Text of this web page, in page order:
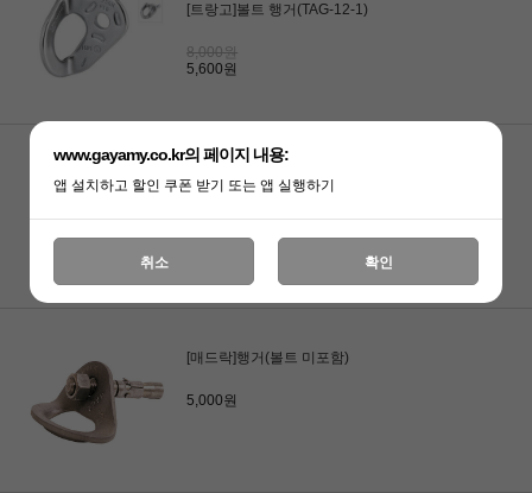
[트랑고]볼트 행거(TAG-12-1)
8,000원
5,600원
[페츨]락펙 핸드 드릴 (AP-P26)
165,000원
[매드락]행거(볼트 미포함)
5,000원
www.gayamy.co.kr의 페이지 내용:
앱 설치하고 할인 쿠폰 받기 또는 앱 실행하기
취소 확인